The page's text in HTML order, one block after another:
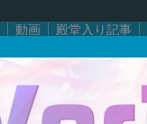
動画 殿堂入り記事